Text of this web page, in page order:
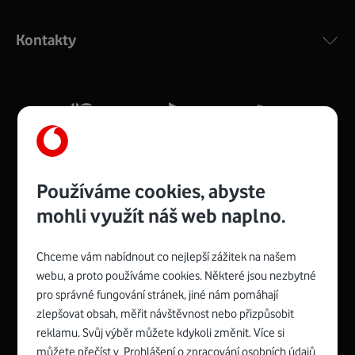
silný signál pro celou domácnost. Kompaktní rozměry 21
Více o COMPAL CH7465VF
Zyxel VMG8623-T50B:
Rozměry modemu jsou 16 x 22 x 7,5 cm (včetně stojánku)
a nabízí 4 gigabitové LAN porty a bezdrátové připojení Wi-
Spojte se s Vodafonem
Kontakty
Používáme cookies, abyste
mohli využít náš web naplno.
Chceme vám nabídnout co nejlepší zážitek na našem
webu, a proto používáme cookies. Některé jsou nezbytné
pro správné fungování stránek, jiné nám pomáhají
zlepšovat obsah, měřit návštěvnost nebo přizpůsobit
reklamu. Svůj výběr můžete kdykoli změnit. Více si
můžete přečíst v Prohlášení o zpracování osobních údajů